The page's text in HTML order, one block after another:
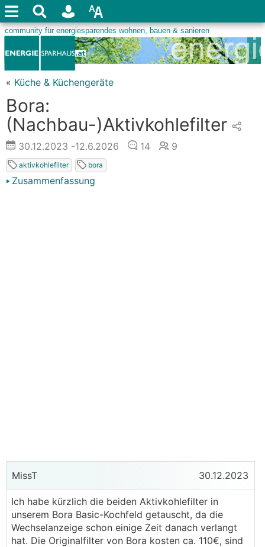
« Küche & Küchengeräte
Bora:
(Nachbau-)Aktivkohlefilter
30.12.2023 -12.6.2026 14 9
aktivkohlefilter bora
Zusammenfassung
MissT 30.12.2023
Ich habe kürzlich die beiden Aktivkohlefilter in
unserem Bora Basic-Kochfeld getauscht, da die
Wechselanzeige schon einige Zeit danach verlangt
hat. Die Originalfilter von Bora kosten ca. 110€, sind